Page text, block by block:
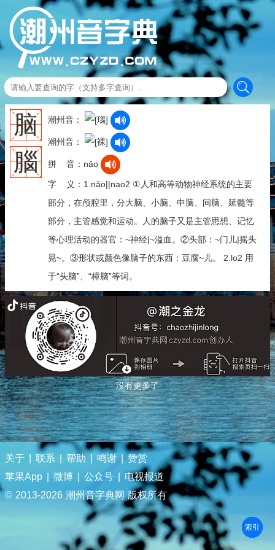
脑
腦
潮州音：
潮州音：
拼 音：nǎo
字 义：1.nǎo||nao2 ①人和高等动物神经系统的主要
部分，在颅腔里，分大脑、小脑、中脑、间脑、延髓等
部分，主管感觉和运动。人的脑子又是主管思想、记忆
等心理活动的器官：~神经|~溢血。②头部：~门儿|摇头
晃~。③形状或颜色像脑子的东西：豆腐~儿。 2.lo2 用
于“头脑”、“樟脑”等词。
没有更多了
关于 联系 帮助 鸣谢
赞赏
苹果App
微博 公众号
电视报道
© 2013-2026 潮州音字典网 版权所有
部首
笔划
拼音
潮拼